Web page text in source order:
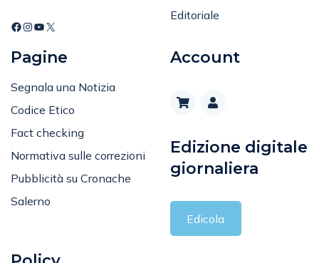
Editoriale
Pagine
Segnala una Notizia
Codice Etico
Fact checking
Normativa sulle correzioni
Pubblicità su Cronache
Salerno
Account
Edizione digitale
giornaliera
Edicola